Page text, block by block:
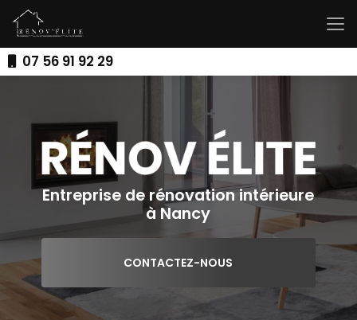
au
contenu
principal07 56 91 92 29
Entreprise de rénovation intérieure
à Nancy
CONTACTEZ-NOUS